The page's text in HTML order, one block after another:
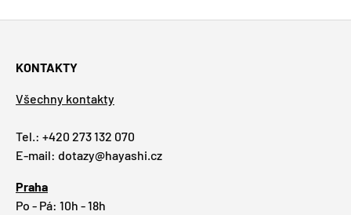
KONTAKTY
Všechny kontakty
Tel.: +420 273 132 070
E-mail: dotazy@hayashi.cz
Praha
Po - Pá: 10h - 18h